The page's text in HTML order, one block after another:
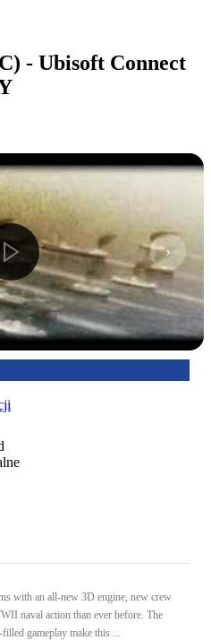
- Ubisoft Connect
with an all-new 3D engine, new crew
naval action than ever before. The
gameplay make this ...